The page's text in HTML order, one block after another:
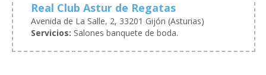
Real Club Astur de Regatas
Avenida de La Salle, 2, 33201 Gijón (Asturias)
Servicios: Salones banquete de boda.